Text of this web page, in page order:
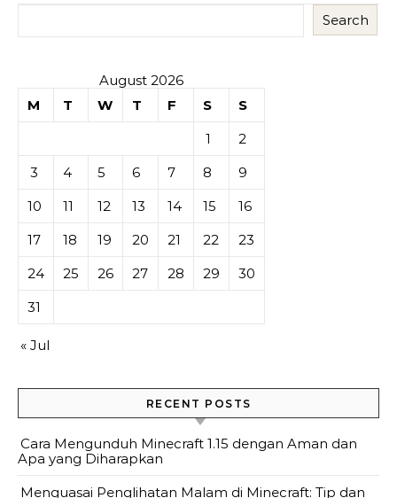
Search
August 2026
M
T W T F S
S
1
2
3
4 5 6 7 8
9
10
11 12 13 14 15
16
17
18 19 20 21 22
23
24
25 26 27 28 29
30
31
« Jul
RECENT POSTS
Cara Mengunduh Minecraft 1.15 dengan Aman dan
Apa yang Diharapkan
Menguasai Penglihatan Malam di Minecraft: Tip dan